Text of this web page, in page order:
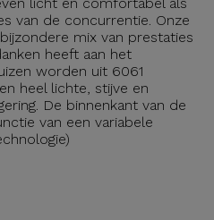
van de concurrentie. Onze
mix van prestaties
heeft aan het
worden uit 6061
heel lichte, stijve en
De binnenkant van de
van een variabele